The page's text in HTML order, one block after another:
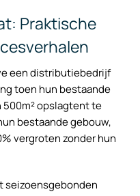
Praktische
een distributiebedrijf
toen hun bestaande
500m² opslagtent te
bestaande gebouw,
vergroten zonder hun
seizoensgebonden